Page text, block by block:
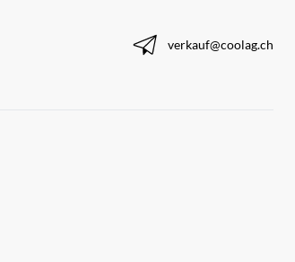
verkauf@coolag.ch